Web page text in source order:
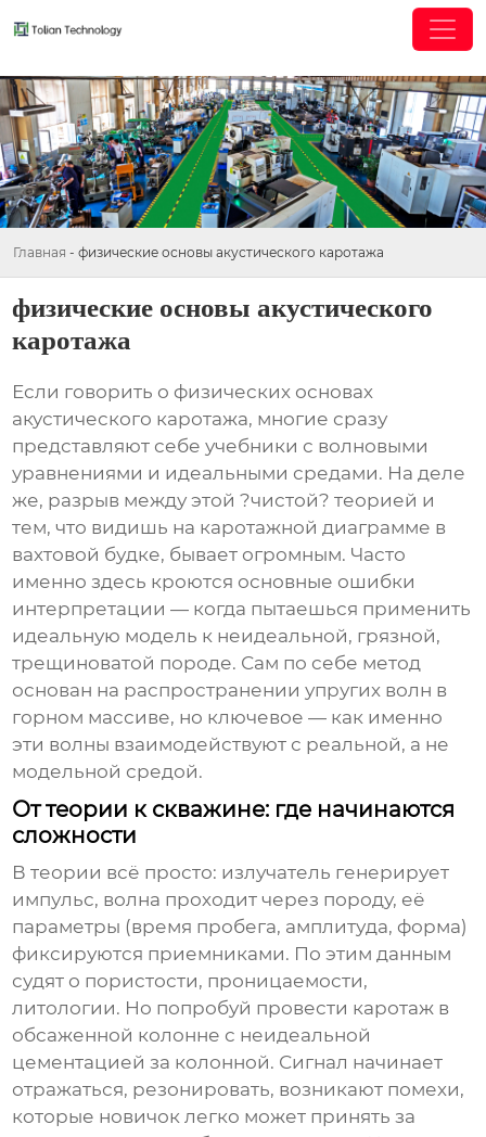
Главная - физические основы акустического каротажа
физические основы акустического
каротажа
Если говорить о физических основах
акустического каротажа, многие сразу
представляют себе учебники с волновыми
уравнениями и идеальными средами. На деле
же, разрыв между этой ?чистой? теорией и
тем, что видишь на каротажной диаграмме в
вахтовой будке, бывает огромным. Часто
именно здесь кроются основные ошибки
интерпретации — когда пытаешься применить
идеальную модель к неидеальной, грязной,
трещиноватой породе. Сам по себе метод
основан на распространении упругих волн в
горном массиве, но ключевое — как именно
эти волны взаимодействуют с реальной, а не
модельной средой.
От теории к скважине: где начинаются
сложности
В теории всё просто: излучатель генерирует
импульс, волна проходит через породу, её
параметры (время пробега, амплитуда, форма)
фиксируются приемниками. По этим данным
судят о пористости, проницаемости,
литологии. Но попробуй провести каротаж в
обсаженной колонне с неидеальной
цементацией за колонной. Сигнал начинает
отражаться, резонировать, возникают помехи,
которые новичок легко может принять за